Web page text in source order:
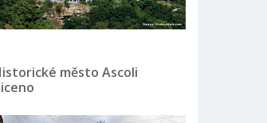
město Ascoli